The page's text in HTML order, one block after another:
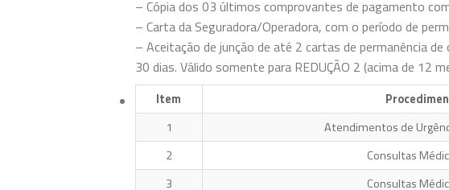
– Cópia dos 03 últimos comprovantes de pagamento
– Carta da Seguradora/Operadora, com o período de
– Aceitação de junção de até 2 cartas de permanência
30 dias. Válido somente para REDUÇÃO 2 (acima de 12
Item
1
Atendimentos de
2
Consultas
3
Consultas